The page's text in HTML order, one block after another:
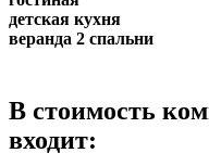
детская кухня
веранда 2 спальни
В стоимость
входит: